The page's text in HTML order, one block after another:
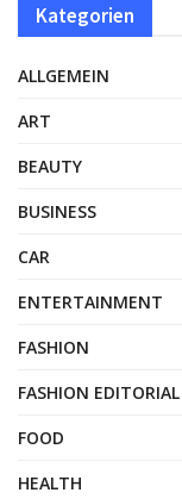
Kategorien
ALLGEMEIN
ART
BEAUTY
BUSINESS
CAR
ENTERTAINMENT
FASHION
FASHION EDITORIAL
FOOD
HEALTH